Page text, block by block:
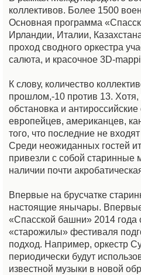
коллективов. Более 1500
Основная программа
Ирландии, Италии,
проход сводного оркестра
салюта, и красочное 3D-
К слову, количество
прошлом,-10 против 13. Хотя,
обстановка и
европейцев, американцев,
того, что последние не
Среди неожиданных гостей
привезли с собой старинные
наличии почти
Впервые на брусчатке
настоящие янычары. Впервые
«Спасской башни» 2014 года
«старожилы» фестиваля
подход. Например, оркестр
периодически будут
известной музыки в новой